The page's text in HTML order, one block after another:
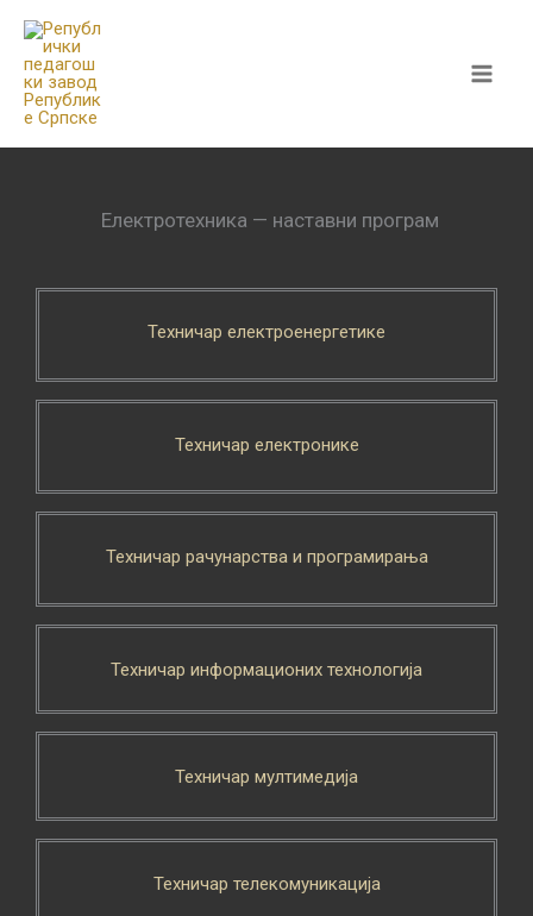
Skip
content
Електротехника — наставни програм
Техничар електроенергетике
Техничар електронике
Техничар рачунарства и програмирања
Техничар информационих технологија
Техничар мултимедија
Техничар телекомуникација